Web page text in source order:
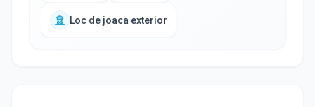
Loc de joaca exterior